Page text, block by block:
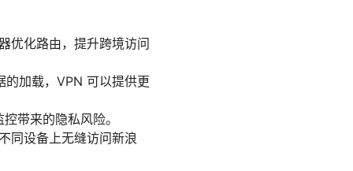
优化路由，提升跨境访问
的加载，VPN 可以提供更
带来的隐私风险。
同设备上无缝访问新浪